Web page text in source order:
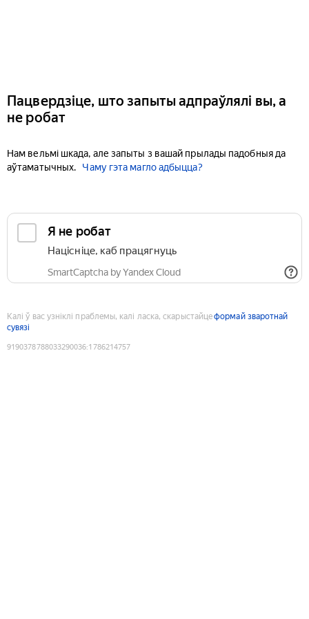
Пацвердзіце, што запыты адпраўлялі вы, а
не робат
Нам вельмі шкада, але запыты з вашай прылады падобныя да
аўтаматычных.
Чаму гэта магло адбыцца?
Я не робат
Націсніце, каб працягнуць
SmartCaptcha by Yandex Cloud
Калі ў вас узніклі праблемы, калі ласка, скарыстайцеформай зваротнай
сувязі
9190378788033290036:1786214757